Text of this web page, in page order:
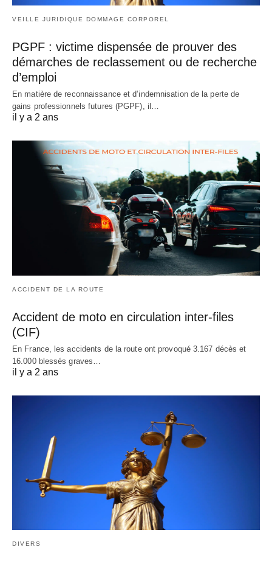
VEILLE JURIDIQUE DOMMAGE CORPOREL
PGPF : victime dispensée de prouver des
démarches de reclassement ou de recherche
d’emploi
En matière de reconnaissance et d’indemnisation de la perte de
gains professionnels futures (PGPF), il…
il y a 2 ans
ACCIDENT DE LA ROUTE
Accident de moto en circulation inter-files
(CIF)
En France, les accidents de la route ont provoqué 3.167 décès et
16.000 blessés graves…
il y a 2 ans
DIVERS